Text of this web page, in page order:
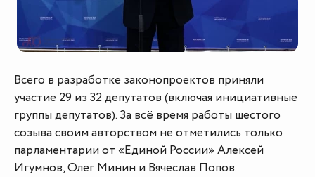
Всего в разработке законопроектов приняли
участие 29 из 32 депутатов (включая инициативные
группы депутатов). За всё время работы шестого
созыва своим авторством не отметились только
парламентарии от «Единой России» Алексей
Игумнов, Олег Минин и Вячеслав Попов.